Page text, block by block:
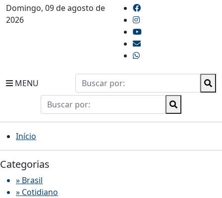
Domingo, 09 de agosto de
2026
MENU
Início
Categorias
» Brasil
» Cotidiano